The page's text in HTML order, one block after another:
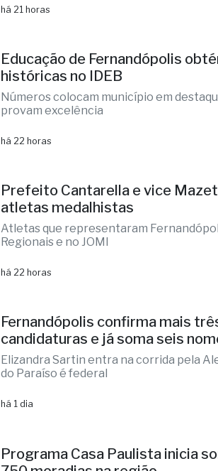
Maioria das regiões administrativas em
vermelho da Defesa Civil
há 21 horas
Números colocam município em
provam excelência
há 22 horas
Atletas que representaram
Regionais e no JOMI
há 22 horas
Elizandra Sartin entra na corrida pela
do Paraíso é federal